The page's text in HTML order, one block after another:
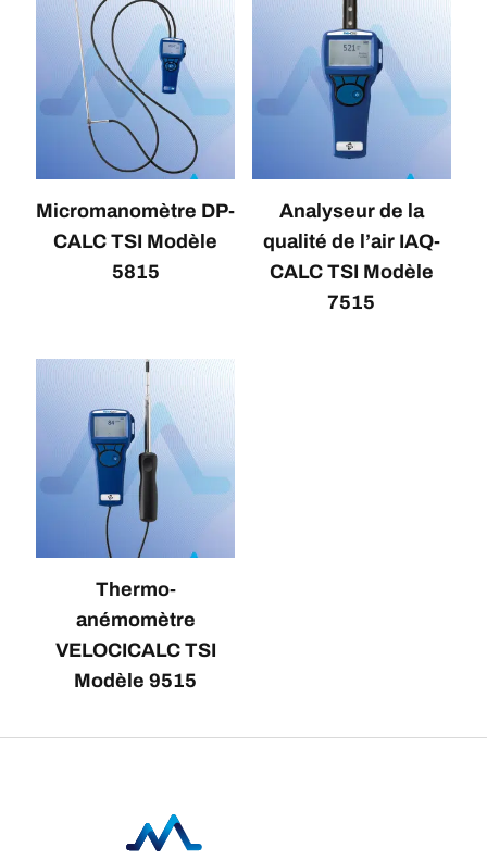
Micromanomètre DP-
CALC TSI Modèle
5815
Analyseur de la
qualité de l’air IAQ-
CALC TSI Modèle
7515
Thermo-
anémomètre
VELOCICALC TSI
Modèle 9515